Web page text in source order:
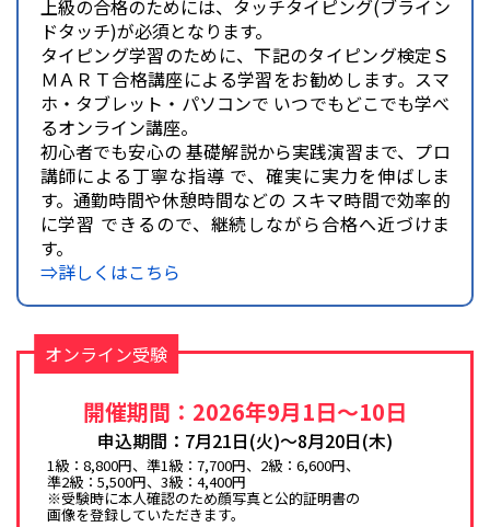
上級の合格のためには、タッチタイピング(ブライン
ドタッチ)が必須となります。
タイピング学習のために、下記のタイピング検定Ｓ
ＭＡＲＴ合格講座による学習をお勧めします。スマ
ホ・タブレット・パソコンで いつでもどこでも学べ
るオンライン講座。
初心者でも安心の 基礎解説から実践演習まで、プロ
講師による丁寧な指導 で、確実に実力を伸ばしま
す。通勤時間や休憩時間などの スキマ時間で効率的
に学習 できるので、継続しながら合格へ近づけま
す。
⇒詳しくはこちら
オンライン受験
開催期間：2026年9月1日～10日
申込期間：7月21日(火)～8月20日(木)
1級：8,800円、準1級：7,700円、2級：6,600円、
準2級：5,500円、3級：4,400円
※受験時に本人確認のため顔写真と公的証明書の
画像を登録していただきます。